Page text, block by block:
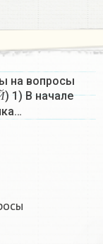
на вопросы
) 1) В начале